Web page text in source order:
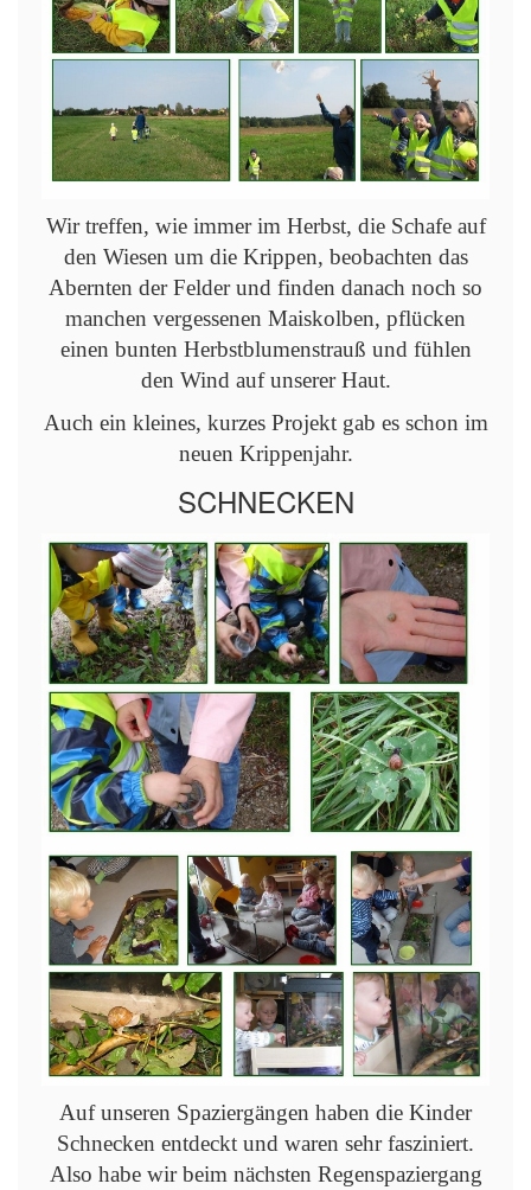
Wir treffen, wie immer im Herbst, die Schafe auf
den Wiesen um die Krippen, beobachten das
Abernten der Felder und finden danach noch so
manchen vergessenen Maiskolben, pflücken
einen bunten Herbstblumenstrauß und fühlen
den Wind auf unserer Haut.
Auch ein kleines, kurzes Projekt gab es schon im
neuen Krippenjahr.
SCHNECKEN
Auf unseren Spaziergängen haben die Kinder
Schnecken entdeckt und waren sehr fasziniert.
Also habe wir beim nächsten Regenspaziergang